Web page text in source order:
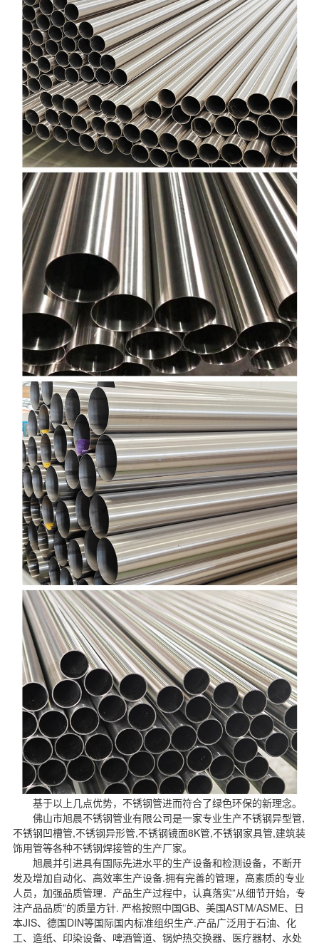
基于以上几点优势，不锈钢管进而符合了绿色环保的新理念。
佛山市旭晨不锈钢管业有限公司是一家专业生产不锈钢异型管,
不锈钢凹槽管,不锈钢异形管,不锈钢镜面8K管,不锈钢家具管,建筑装
饰用管等各种不锈钢焊接管的生产厂家。
旭晨并引进具有国际先进水平的生产设备和检测设备，不断开
发及增加自动化、高效率生产设备.拥有完善的管理，高素质的专业
人员，加强品质管理．产品生产过程中，认真落实”从细节开始，专
注产品品质”的质量方针. 严格按照中国GB、美国ASTM/ASME、日
本JIS、德国DIN等国际国内标准组织生产.产品广泛用于石油、化
工、造纸、印染设备、啤酒管道、锅炉热交换器、医疗器材、水处